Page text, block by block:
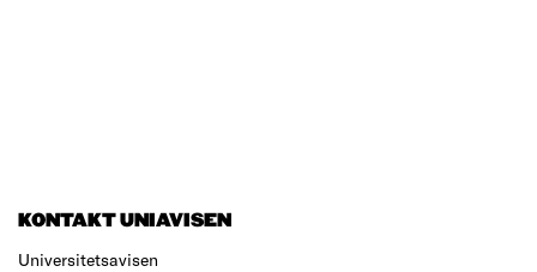
KONTAKT UNIAVISEN
Universitetsavisen